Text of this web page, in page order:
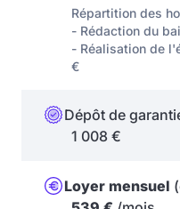
Répartition des
- Rédaction du
- Réalisation de
€
Dépôt de
1 008 €
Loyer mensuel